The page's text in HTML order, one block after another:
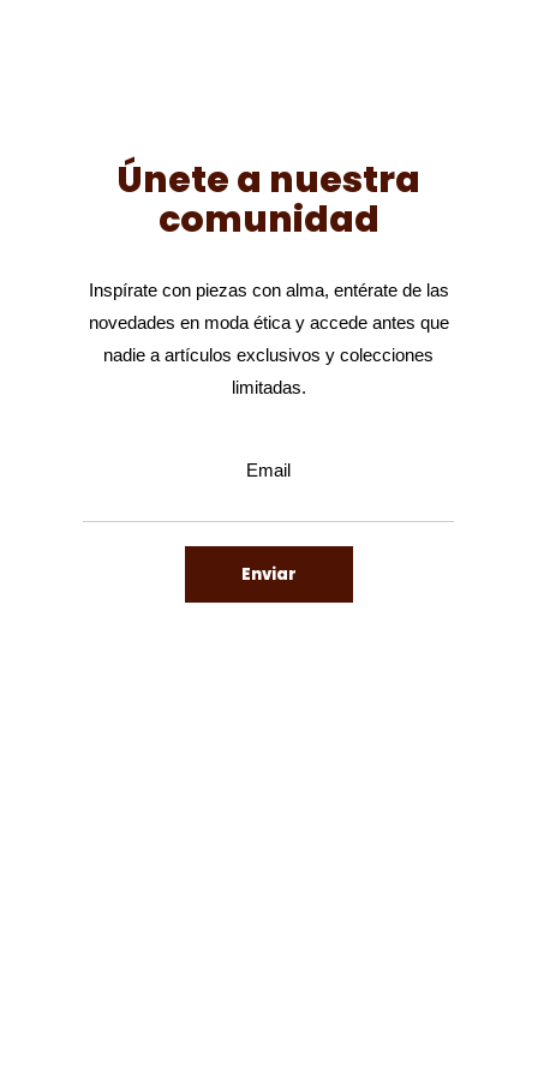
Únete a nuestra
comunidad
Inspírate con piezas con alma, entérate de las
novedades en moda ética y accede antes que
nadie a artículos exclusivos y colecciones
limitadas.
Email